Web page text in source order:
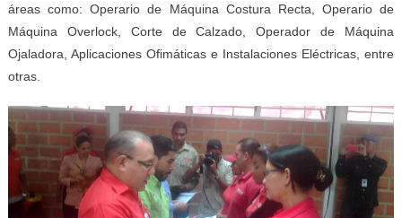
áreas como: Operario de Máquina Costura Recta, Operario de
Máquina Overlock, Corte de Calzado, Operador de Máquina
Ojaladora, Aplicaciones Ofimáticas e Instalaciones Eléctricas, entre
otras.